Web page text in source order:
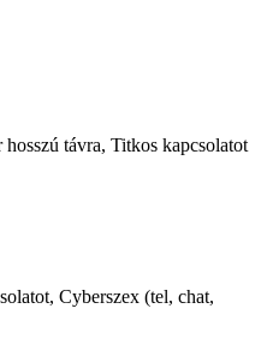
távra, Titkos kapcsolatot
Cyberszex (tel, chat,